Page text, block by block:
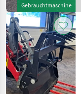
Gebrauchtmaschine